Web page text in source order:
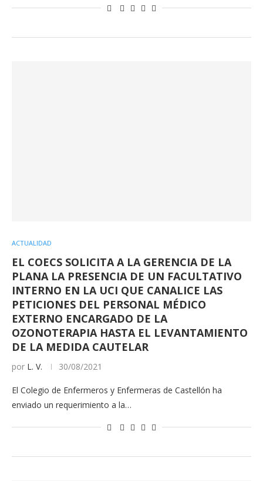
ACTUALIDAD
EL COECS SOLICITA A LA GERENCIA DE LA
PLANA LA PRESENCIA DE UN FACULTATIVO
INTERNO EN LA UCI QUE CANALICE LAS
PETICIONES DEL PERSONAL MÉDICO
EXTERNO ENCARGADO DE LA
OZONOTERAPIA HASTA EL LEVANTAMIENTO
DE LA MEDIDA CAUTELAR
por L. V. 30/08/2021
El Colegio de Enfermeros y Enfermeras de Castellón ha
enviado un requerimiento a la…